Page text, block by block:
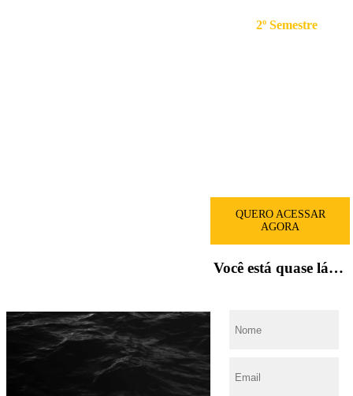
no2º Semestre
QUERO ACESSAR
AGORA
Você está quase lá…